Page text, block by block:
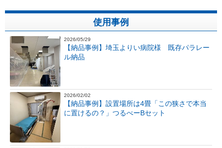
使用事例
2026/05/29
【納品事例】埼玉よりい病院様 既存パラレー
ル納品
2026/02/02
【納品事例】設置場所は4畳「この狭さで本当
に置けるの？」つるべーBセット